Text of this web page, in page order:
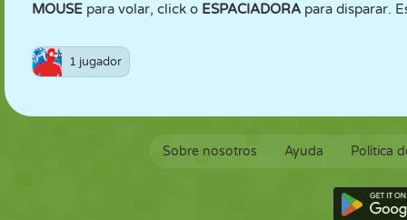
MOUSE para volar, click o ESPACIADORA para disparar.
1 jugador
Sobre nosotros Ayuda Política